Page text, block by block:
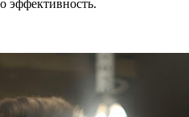
эффективность.